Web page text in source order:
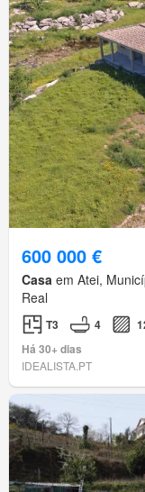
600 000 €
Casa em Atei,
Real
T3 4
Há 30+ dias
IDEALISTA.PT